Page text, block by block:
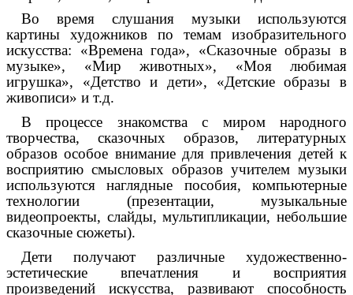
Во время слушания музыки используются
картины художников по темам изобразительного
искусства: «Времена года», «Сказочные образы в
музыке», «Мир животных», «Моя любимая
игрушка», «Детство и дети», «Детские образы в
живописи» и т.д.
В процессе знакомства с миром народного
творчества, сказочных образов, литературных
образов особое внимание для привлечения детей к
восприятию смысловых образов учителем музыки
используются наглядные пособия, компьютерные
технологии (презентации, музыкальные
видеопроекты, слайды, мультипликации, небольшие
сказочные сюжеты).
Дети получают различные художественно-
эстетические впечатления и восприятия
произведений искусства, развивают способность